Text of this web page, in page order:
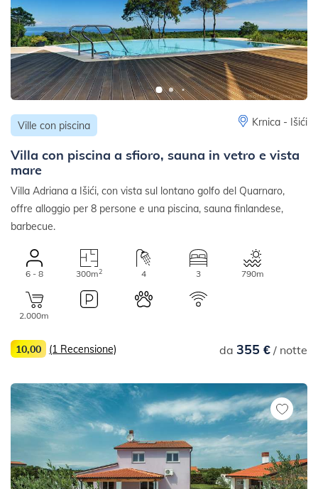
Ville con piscina Krnica - Išići
Villa con piscina a sfioro, sauna in vetro e vista
mare
Villa Adriana a Išići, con vista sul lontano golfo del Quarnaro,
offre alloggio per 8 persone e una piscina, sauna finlandese,
barbecue.
6 - 8 300m2 4 3 790m
2.000m
da 355 €/ notte
10,00 (1 Recensione)